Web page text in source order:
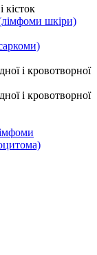
шкіри)
і кровотворної
і кровотворної